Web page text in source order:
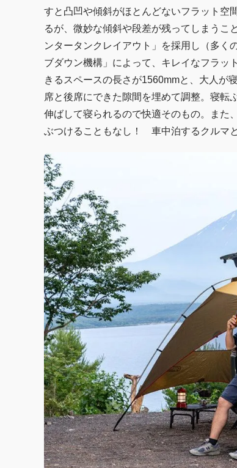
すと凸凹や傾斜がほとんどないフラット空
るが、微妙な傾斜や段差が残ってしまうこ
ンタータンクレイアウト」を採用し（多く
ブダウン機構」によって、キレイなフラッ
きるスペースの長さが1560mmと、大人が
席と後席にできた隙間を埋めて調整。寝転
伸ばして寝られるので快適そのもの。また
ぶつけることもなし！ 車中泊するクルマ